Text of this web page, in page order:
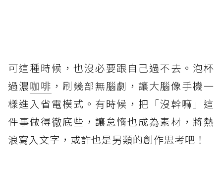
可這種時候，也沒必要跟自己過不去。泡杯
過濃咖啡 ，刷幾部無腦劇，讓大腦像手機一
樣進入省電模式。有時候，把「沒幹嘛」這
件事做得徹底些，讓怠惰也成為素材，將熱
浪寫入文字，或許也是另類的創作思考吧！